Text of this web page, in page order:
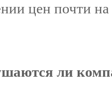
цен почти на
ли